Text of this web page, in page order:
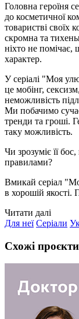
Головна героїня
до косметичної
товаристві своїх
скромна та
ніхто не помічає,
характер.
У серіалі "Моя
це мобінг,
неможливість
Ми побачимо
тренди та гроші.
таку можливість.
Чи зрозуміє її
правилами?
Вмикай серіал
в хорошій якості.
Читати далі
Для неї Серіали
Схожі проєкти